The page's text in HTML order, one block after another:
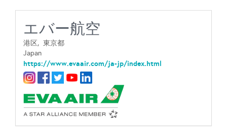
エバー航空
港区, 東京都
Japan
https://www.evaair.com/ja-jp/index.html